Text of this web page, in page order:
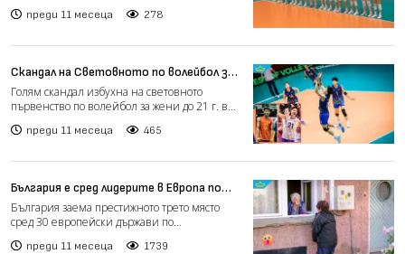
преди 11 месеца 278
Скандал на Световното по волейбол за
жени заради пола на състезателки в
отбора на Виетнам
Голям скандал избухна на световното
първенство по волейбол за жени до 21 г. в
преди 11 месеца 465
България е сред лидерите в Европа по
продължителност на живота в добро
здраве
България заема престижното трето място
сред 30 европейски държави по
преди 11 месеца 1739